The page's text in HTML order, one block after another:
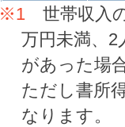
※1 世帯収入
万円未満、2
があった場
ただし書所
なります。